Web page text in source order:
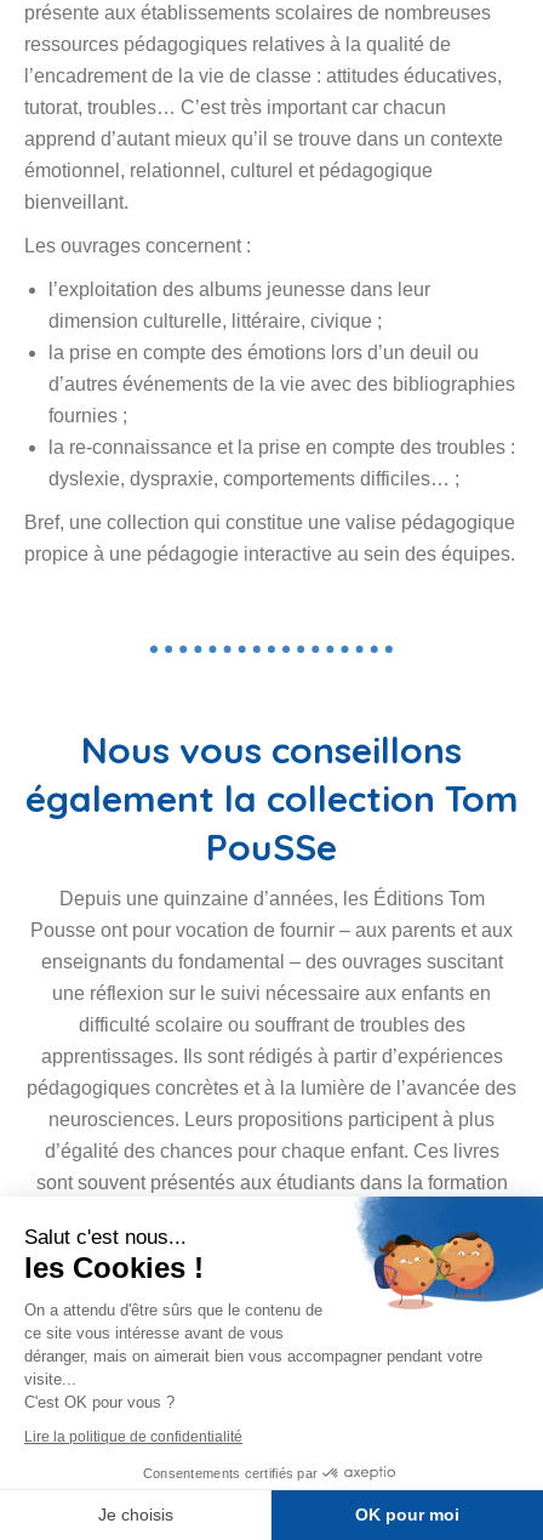
présente aux établissements scolaires de nombreuses
ressources pédagogiques relatives à la qualité de
l’encadrement de la vie de classe : attitudes éducatives,
tutorat, troubles… C’est très important car chacun
apprend d’autant mieux qu’il se trouve dans un contexte
émotionnel, relationnel, culturel et pédagogique
bienveillant.
Les ouvrages concernent :
l’exploitation des albums jeunesse dans leur
dimension culturelle, littéraire, civique ;
la prise en compte des émotions lors d’un deuil ou
d’autres événements de la vie avec des bibliographies
fournies ;
la re-connaissance et la prise en compte des troubles :
dyslexie, dyspraxie, comportements difficiles… ;
Bref, une collection qui constitue une valise pédagogique
propice à une pédagogie interactive au sein des équipes.
Nous vous conseillons
également la collection Tom
PouSSe
Depuis une quinzaine d’années, les Éditions Tom
Pousse ont pour vocation de fournir – aux parents et aux
enseignants du fondamental – des ouvrages suscitant
une réflexion sur le suivi nécessaire aux enfants en
difficulté scolaire ou souffrant de troubles des
apprentissages. Ils sont rédigés à partir d’expériences
pédagogiques concrètes et à la lumière de l’avancée des
neurosciences. Leurs propositions participent à plus
d’égalité des chances pour chaque enfant. Ces livres
sont souvent présentés aux étudiants dans la formation
Voir les ouvrages en vente
Vous souhaitez passer une
commande pour votre école ?
Envoyez un email à l'adresse habituelle ou
complètez le formulaire en ligne.
Remplissez le formulaire
Salut c'est nous...
les Cookies !
On a attendu d'être sûrs que le contenu de
ce site vous intéresse avant de vous
déranger, mais on aimerait bien vous accompagner pendant votre
visite...
C'est OK pour vous ?
Lire la politique de confidentialité
Consentements certifiés par
Je choisis OK pour moi